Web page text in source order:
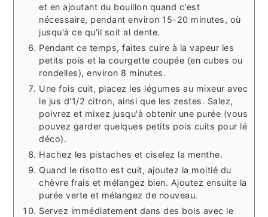
et en ajoutant du bouillon quand c'est
nécessaire, pendant environ 15-20 minutes, où
jusqu'à ce qu'il soit al dente.
Pendant ce temps, faites cuire à la vapeur les
petits pois et la courgette coupée (en cubes ou
rondelles), environ 8 minutes.
Une fois cuit, placez les légumes au mixeur avec
le jus d'1/2 citron, ainsi que les zestes. Salez,
poivrez et mixez jusqu'à obtenir une purée (vous
pouvez garder quelques petits pois cuits pour lé
déco).
Hachez les pistaches et ciselez la menthe.
Quand le risotto est cuit, ajoutez la moitié du
chèvre frais et mélangez bien. Ajoutez ensuite la
purée verte et mélangez de nouveau.
Servez immédiatement dans des bols avec le